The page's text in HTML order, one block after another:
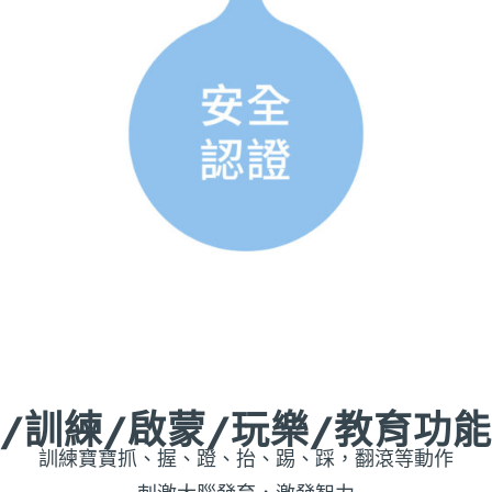
訓練/啟蒙/玩樂/教育功
訓練寶寶抓、握、蹬、抬、踢、踩，翻滾等動作